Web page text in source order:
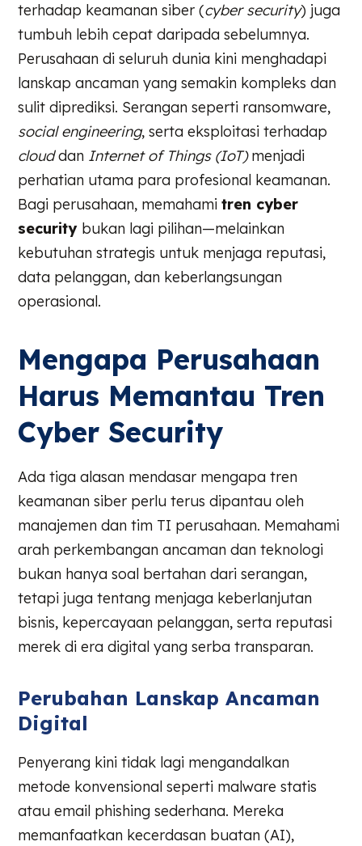
terhadap keamanan siber (cyber security) juga
tumbuh lebih cepat daripada sebelumnya.
Perusahaan di seluruh dunia kini menghadapi
lanskap ancaman yang semakin kompleks dan
sulit diprediksi. Serangan seperti ransomware,
social engineering, serta eksploitasi terhadap
clouddan Internet of Things (IoT)menjadi
perhatian utama para profesional keamanan.
Bagi perusahaan, memahamitren cyber
security bukan lagi pilihan—melainkan
kebutuhan strategis untuk menjaga reputasi,
data pelanggan, dan keberlangsungan
operasional.
Mengapa Perusahaan
Harus Memantau Tren
Cyber Security
Ada tiga alasan mendasar mengapa tren
keamanan siber perlu terus dipantau oleh
manajemen dan tim TI perusahaan. Memahami
arah perkembangan ancaman dan teknologi
bukan hanya soal bertahan dari serangan,
tetapi juga tentang menjaga keberlanjutan
bisnis, kepercayaan pelanggan, serta reputasi
merek di era digital yang serba transparan.
Perubahan Lanskap Ancaman
Digital
Penyerang kini tidak lagi mengandalkan
metode konvensional seperti malware statis
atau email phishing sederhana. Mereka
memanfaatkan kecerdasan buatan (AI),